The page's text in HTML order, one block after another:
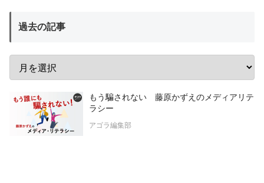
過去の記事
もう騙されない 藤原かずえのメディアリテ
ラシー
アゴラ編集部